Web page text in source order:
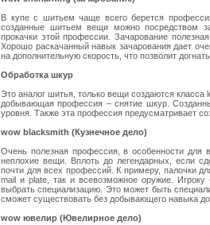
В купе с шитьем чаще всего берется
созданные шитьем вещи можно посредством
прокачки этой профессии. Зачарование
Хорошо раскачанный навык зачарования дает
на дополнительную скорость, что позволит
Обработка шкур
Это аналог шитья, только вещи создаются
добывающая профессия – снятие шкур.
уровня. Также эта профессия предусматривает
wow blacksmith (Кузнечное дело)
Очень полезная профессия, в особенности для
неплохие вещи. Вплоть до легендарных, если
почти для всех профессий. К примеру, палочки
mail и plate, так и всевозможное оружие. Игроку
выбрать специализацию. Это может быть
сможет существовать без добывающего навыка
wow ювелир (Ювелирное дело)